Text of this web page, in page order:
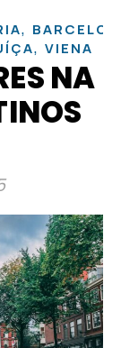
,
, VIENA
NA